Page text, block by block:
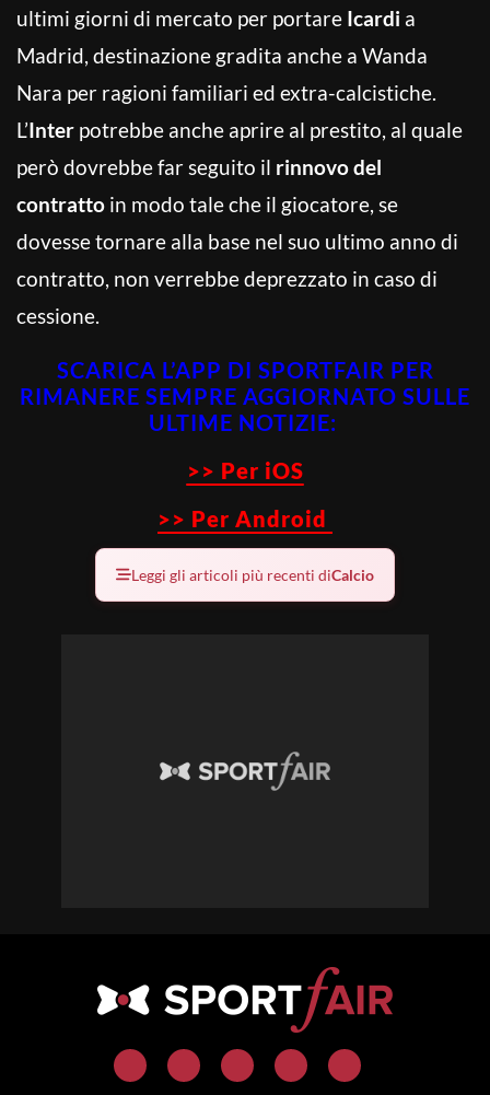
ultimi giorni di mercato per portare Icardi a
Madrid, destinazione gradita anche a Wanda
Nara per ragioni familiari ed extra-calcistiche.
L’Inter potrebbe anche aprire al prestito, al quale
però dovrebbe far seguito il rinnovo del
contratto in modo tale che il giocatore, se
dovesse tornare alla base nel suo ultimo anno di
contratto, non verrebbe deprezzato in caso di
cessione.
SCARICA L’APP DI SPORTFAIR PER
RIMANERE SEMPRE AGGIORNATO SULLE
ULTIME NOTIZIE:
>> Per iOS
>> Per Android
Leggi gli articoli più recenti diCalcio